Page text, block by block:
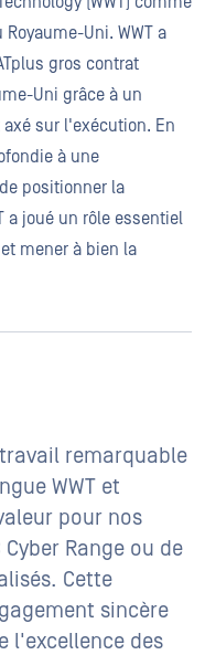
Uni. WWT a
gros contrat
Uni grâce à un
sur l'exécution. En
à une
positionner la
a joué un rôle essentiel
mener à bien la
travail remarquable
WWT et
pour nos
Range ou de
Cette
sincère
l'excellence des